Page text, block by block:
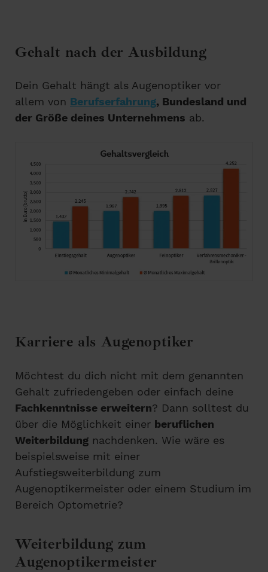
Gehalt nach der Ausbildung
Dein Gehalt hängt als Augenoptiker vor
allem von Berufserfahrung, Bundesland und
der Größe deines Unternehmens ab.
Karriere als Augenoptiker
Möchtest du dich nicht mit dem genannten
Gehalt zufriedengeben oder einfach deine
Fachkenntnisse erweitern? Dann solltest du
über die Möglichkeit einer beruflichen
Weiterbildung nachdenken. Wie wäre es
beispielsweise mit einer
Aufstiegsweiterbildung zum
Augenoptikermeister oder einem Studium im
Bereich Optometrie?
Weiterbildung zum
Augenoptikermeister